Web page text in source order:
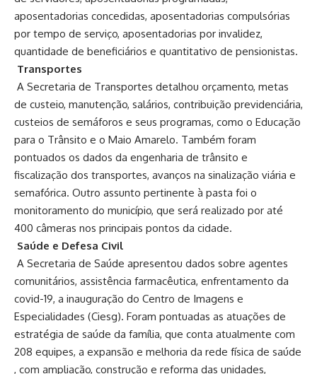
aposentadorias concedidas, aposentadorias compulsórias
por tempo de serviço, aposentadorias por invalidez,
quantidade de beneficiários e quantitativo de pensionistas.
Transportes
A Secretaria de Transportes detalhou orçamento, metas
de custeio, manutenção, salários, contribuição previdenciária,
custeios de semáforos e seus programas, como o Educação
para o Trânsito e o Maio Amarelo. Também foram
pontuados os dados da engenharia de trânsito e
fiscalização dos transportes, avanços na sinalização viária e
semafórica. Outro assunto pertinente à pasta foi o
monitoramento do município, que será realizado por até
400 câmeras nos principais pontos da cidade.
Saúde e Defesa Civil
A Secretaria de Saúde apresentou dados sobre agentes
comunitários, assistência farmacêutica, enfrentamento da
covid-19, a inauguração do Centro de Imagens e
Especialidades (Ciesg). Foram pontuadas as atuações de
estratégia de saúde da família, que conta atualmente com
208 equipes, a expansão e melhoria da rede física de saúde
, com ampliação, construção e reforma das unidades,